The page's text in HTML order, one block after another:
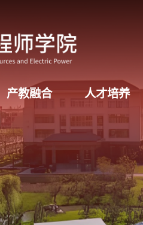
产教融合 人才培养